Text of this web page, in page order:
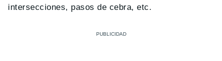
intersecciones, pasos de cebra, etc.